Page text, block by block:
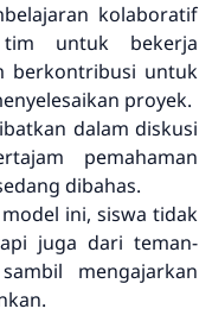
kolaboratif
untuk bekerja
berkontribusi untuk
proyek.
dalam diskusi
pemahaman
dibahas.
ini, siswa tidak
juga dari teman-
mengajarkan